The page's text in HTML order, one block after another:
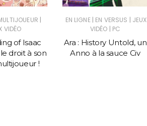
|
VIDÉO
of Isaac
droit à son
!
EN LIGNE | EN VERSUS | JEUX
VIDÉO | PC
Ara : History Untold, un
Anno à la sauce Civ